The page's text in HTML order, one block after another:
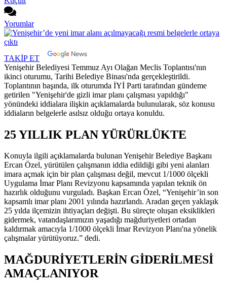
Yorumlar
TAKİP ET
Yenişehir Belediyesi Temmuz Ayı Olağan Meclis Toplantısı'nın
ikinci oturumu, Tarihi Belediye Binası'nda gerçekleştirildi.
Toplantının başında, ilk oturumda İYİ Parti tarafından gündeme
getirilen "Yenişehir'de gizli imar planı çalışması yapıldığı"
yönündeki iddialara ilişkin açıklamalarda bulunularak, söz konusu
iddiaların belgelerle asılsız olduğu ortaya konuldu.
25 YILLIK PLAN YÜRÜRLÜKTE
Konuyla ilgili açıklamalarda bulunan Yenişehir Belediye Başkanı
Ercan Özel, yürütülen çalışmanın iddia edildiği gibi yeni alanları
imara açmak için bir plan çalışması değil, mevcut 1/1000 ölçekli
Uygulama İmar Planı Revizyonu kapsamında yapılan teknik ön
hazırlık olduğunu vurguladı. Başkan Ercan Özel, “Yenişehir’in son
kapsamlı imar planı 2001 yılında hazırlandı. Aradan geçen yaklaşık
25 yılda ilçemizin ihtiyaçları değişti. Bu süreçte oluşan eksiklikleri
gidermek, vatandaşlarımızın yaşadığı mağduriyetleri ortadan
kaldırmak amacıyla 1/1000 ölçekli İmar Revizyon Planı'na yönelik
çalışmalar yürütüyoruz.” dedi.
MAĞDURİYETLERİN GİDERİLMESİ
AMAÇLANIYOR